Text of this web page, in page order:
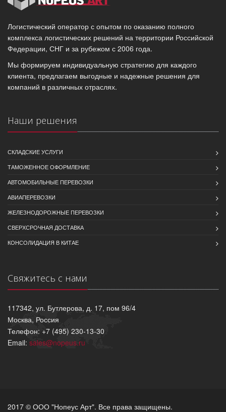
Логистический оператор с опытом по оказанию полного
комплекса логистических решений на территории Российской
Федерации, СНГ и за рубежом с 2006 года.
Мы формируем индивидуальную стратегию для каждого
клиента, предлагаем выгодные и надежные решения для
компаний в различных отраслях.
Наши решения
СКЛАДСКИЕ УСЛУГИ
ТАМОЖЕННОЕ ОФОРМЛЕНИЕ
АВТОМОБИЛЬНЫЕ ПЕРЕВОЗКИ
АВИАПЕРЕВОЗКИ
ЖЕЛЕЗНОДОРОЖНЫЕ ПЕРЕВОЗКИ
СВЕРХСРОЧНАЯ ДОСТАВКА
КОНСОЛИДАЦИЯ В КИТАЕ
Свяжитесь с нами
117342, ул. Бутлерова, д. 17, пом 96/4
Москва, Россия
Телефон: +7 (495) 230-13-30
Email: sales@nopeus.ru
2017 © ООО "Нопеус Арт". Все права защищены.